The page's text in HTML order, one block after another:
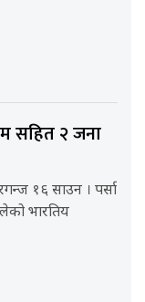
सहित २ जना
१६ साउन । पर्सा
भारतिय